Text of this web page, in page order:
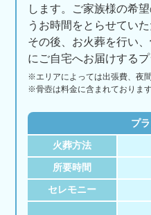
します。ご家族様の希
うお時間をとらせてい
その後、お火葬を行い
にご自宅へお届けするプ
※エリアによっては出張費、夜
※骨壺は料金に含まれております
プ
火葬方法
所要時間
セレモニー